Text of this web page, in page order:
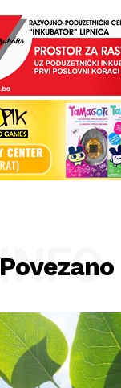
Povezano
INFO